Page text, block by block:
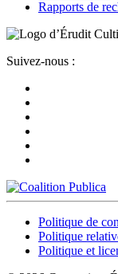
Rapports de
Suivez-nous :
Politique de
Politique
Politique et